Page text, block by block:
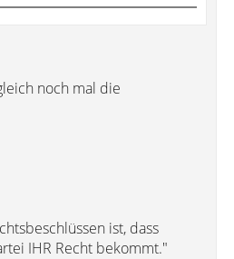
noch mal die
ist, dass
IHR Recht bekommt."